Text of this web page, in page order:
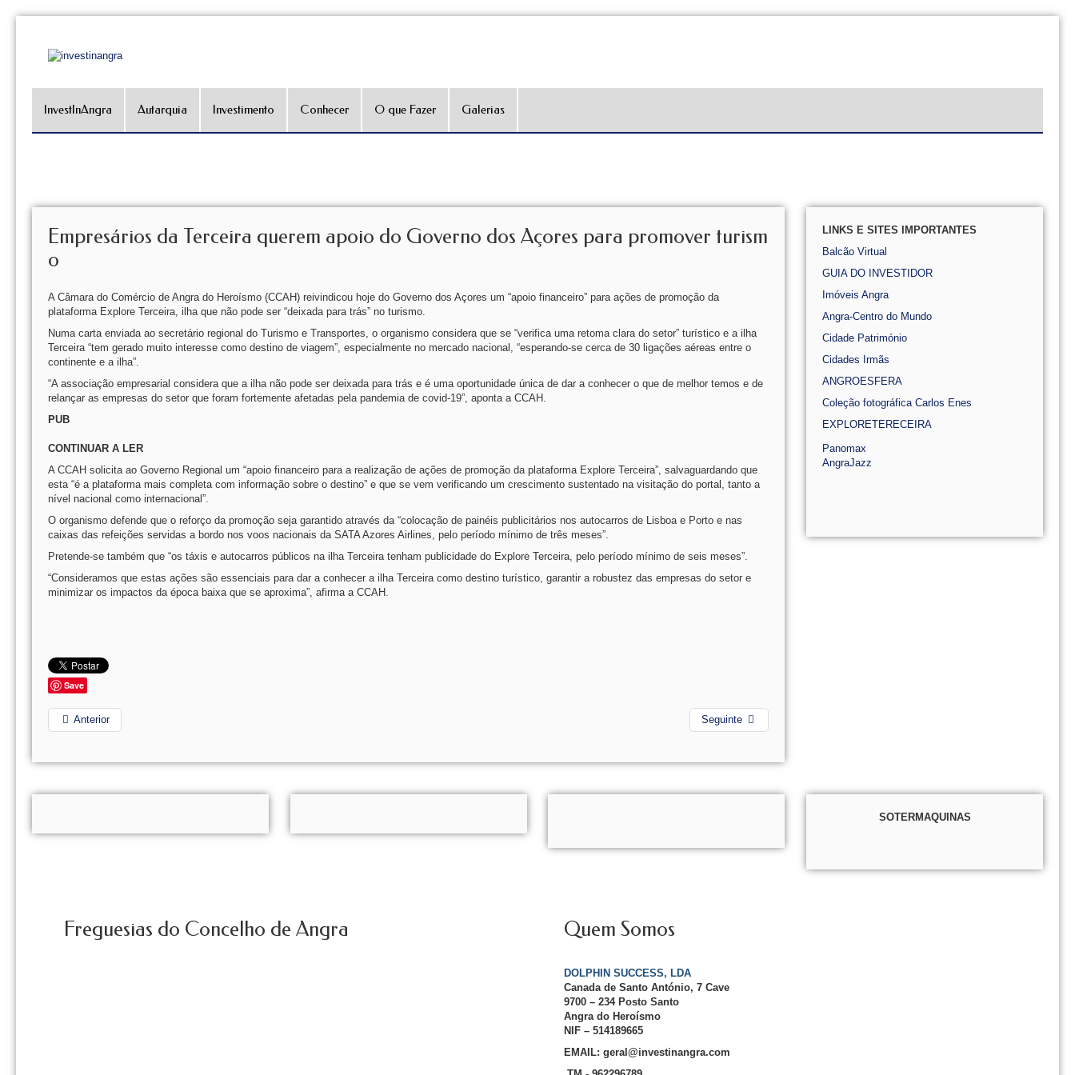
InvestInAngra Autarquia Investimento Conhecer O que Fazer Galerias
Empresários da Terceira querem apoio do Governo dos Açores para promover turism
o
A Câmara do Comércio de Angra do Heroísmo (CCAH) reivindicou hoje do Governo dos Açores um “apoio financeiro” para ações de promoção da
plataforma Explore Terceira, ilha que não pode ser “deixada para trás” no turismo.
Numa carta enviada ao secretário regional do Turismo e Transportes, o organismo considera que se “verifica uma retoma clara do setor” turístico e a ilha
Terceira “tem gerado muito interesse como destino de viagem”, especialmente no mercado nacional, “esperando-se cerca de 30 ligações aéreas entre o
continente e a ilha”.
“A associação empresarial considera que a ilha não pode ser deixada para trás e é uma oportunidade única de dar a conhecer o que de melhor temos e de
relançar as empresas do setor que foram fortemente afetadas pela pandemia de covid-19”, aponta a CCAH.
PUB
CONTINUAR A LER
A CCAH solicita ao Governo Regional um “apoio financeiro para a realização de ações de promoção da plataforma Explore Terceira”, salvaguardando que
esta “é a plataforma mais completa com informação sobre o destino” e que se vem verificando um crescimento sustentado na visitação do portal, tanto a
nível nacional como internacional”.
O organismo defende que o reforço da promoção seja garantido através da “colocação de painéis publicitários nos autocarros de Lisboa e Porto e nas
caixas das refeições servidas a bordo nos voos nacionais da SATA Azores Airlines, pelo período mínimo de três meses”.
Pretende-se também que “os táxis e autocarros públicos na ilha Terceira tenham publicidade do Explore Terceira, pelo período mínimo de seis meses”.
“Consideramos que estas ações são essenciais para dar a conhecer a ilha Terceira como destino turístico, garantir a robustez das empresas do setor e
minimizar os impactos da época baixa que se aproxima”, afirma a CCAH.
Save
Anterior Seguinte
LINKS E SITES IMPORTANTES
Balcão Virtual
GUIA DO INVESTIDOR
Imóveis Angra
Angra-Centro do Mundo
Cidade Património
Cidades Irmãs
ANGROESFERA
Coleção fotográfica Carlos Enes
EXPLORETERECEIRA
Panomax
AngraJazz
SOTERMAQUINAS
Freguesias do Concelho de Angra Quem Somos
DOLPHIN SUCCESS, LDA
Canada de Santo António, 7 Cave
9700 – 234 Posto Santo
Angra do Heroísmo
NIF – 514189665
EMAIL: geral@investinangra.com